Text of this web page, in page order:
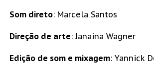
Som direto: Marcela Santos
Direção de arte: Janaina Wagner
Edição de som e mixagem: Yannick